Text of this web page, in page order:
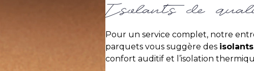
Isolants de
Pour un service complet, notre
parquets vous suggère des
confort auditif et l’isolation